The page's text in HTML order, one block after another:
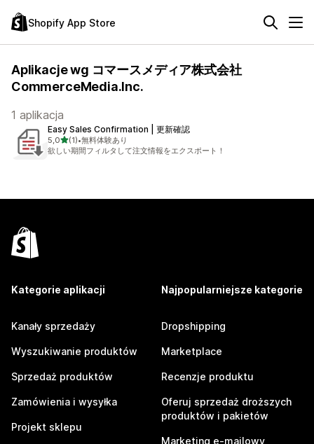
Shopify App Store
Aplikacje wg コマースメディア株式会社
CommerceMedia.Inc.
1 aplikacja
Easy Sales Confirmation | 更新確認
5,0na 5 gwiazdek
(1)
Łączna liczba recenzji: 1
•無料体験あり
欲しい期間フィルタして注文情報をエクスポート！
Kategorie aplikacji
Kanały sprzedaży
Wyszukiwanie produktów
Sprzedaż produktów
Zamówienia i wysyłka
Projekt sklepu
Najpopularniejsze kategorie
Dropshipping
Marketplace
Recenzje produktu
Oferuj sprzedaż droższych
produktów i pakietów
Marketing e-mailowy